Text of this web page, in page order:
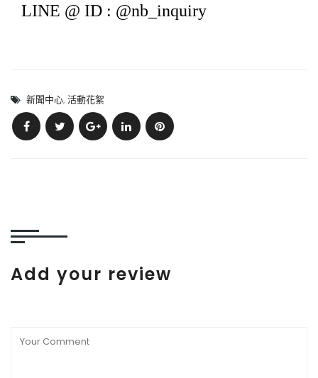
LINE @ ID : @nb_inquiry
新聞中心, 活動花絮
Add your review